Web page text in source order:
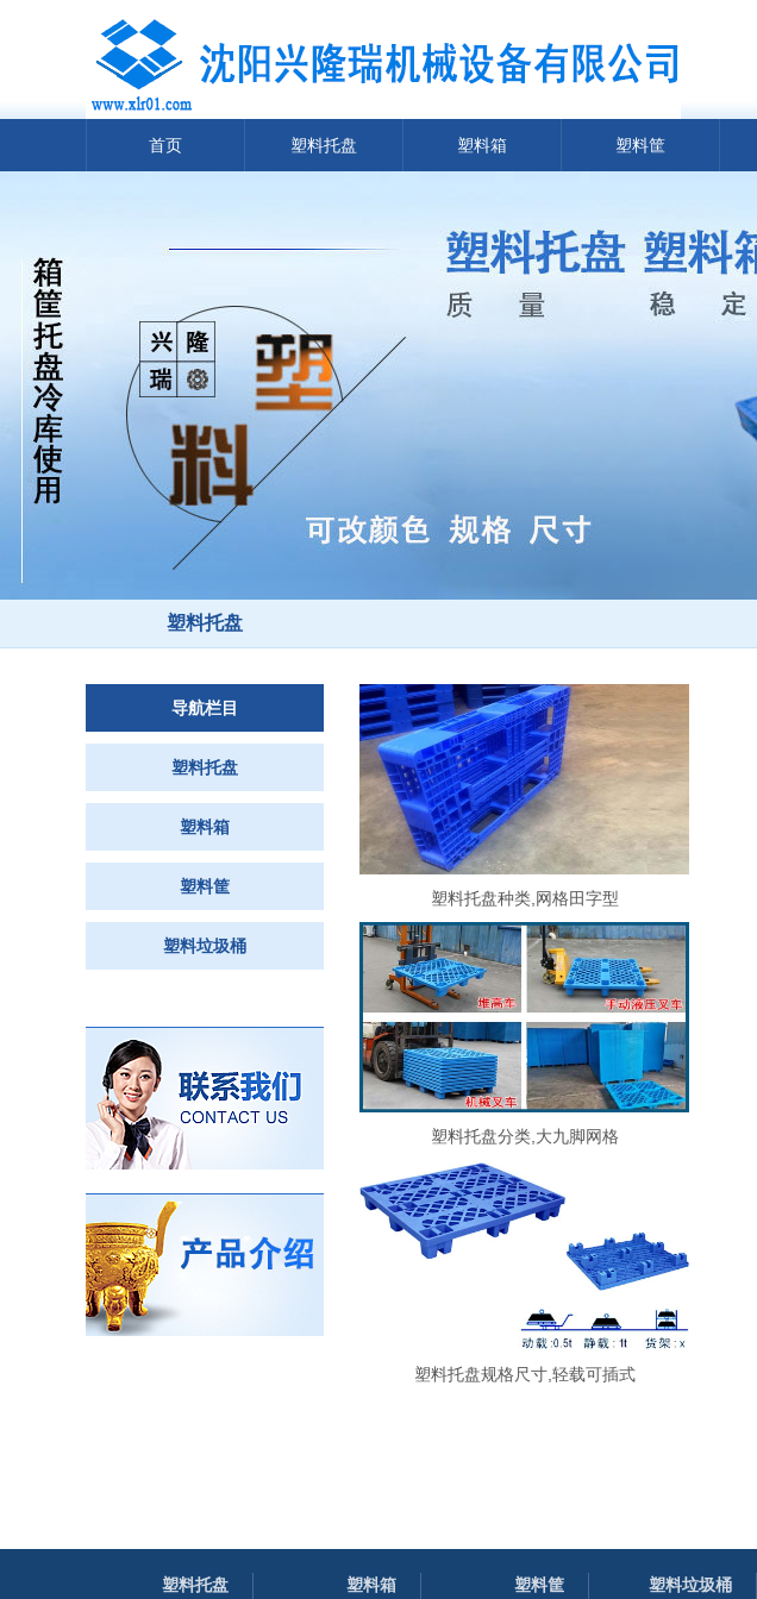
首页 塑料托盘 塑料箱 塑料筐
塑料托盘
导航栏目
塑料托盘
塑料箱
塑料筐
塑料垃圾桶
塑料托盘种类,网格田字型
塑料托盘分类,大九脚网格
塑料托盘规格尺寸,轻载可插式
塑料托盘 塑料箱 塑料筐 塑料垃圾桶